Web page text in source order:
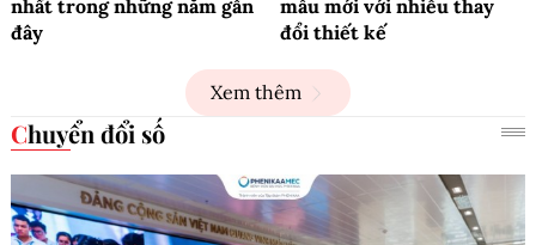
nhất trong những năm gần
đây
mẫu mới với nhiều thay
đổi thiết kế
Xem thêm
Chuyển đổi số